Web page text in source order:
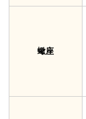
蠍座